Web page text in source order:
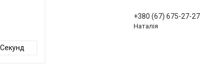
Секунд
+380 (67) 675-27-27
Наталія